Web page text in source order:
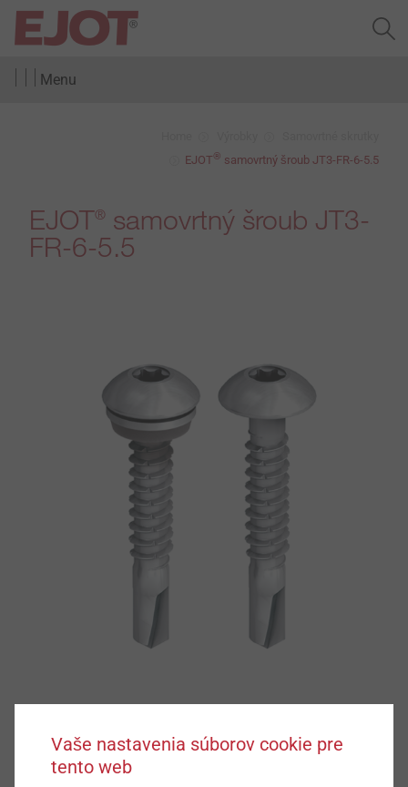
Menu
EJOT® samovrtný šroub JT3-FR-6-5.5
EJOT® samovrtný šroub JT3-
FR-6-5.5
Vaše nastavenia súborov cookie pre
tento web